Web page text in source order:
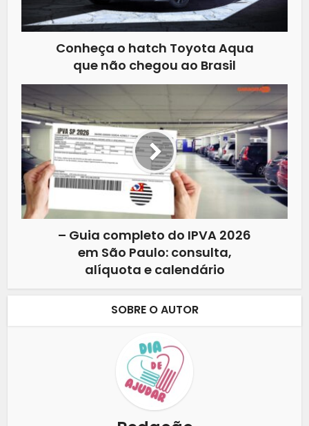
Conheça o hatch Toyota Aqua
que não chegou ao Brasil
– Guia completo do IPVA 2026
em São Paulo: consulta,
alíquota e calendário
SOBRE O AUTOR